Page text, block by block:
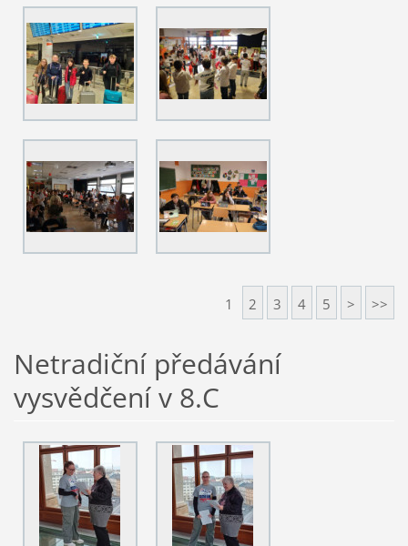
1 2 3 4 5 > >>
Netradiční předávání
vysvědčení v 8.C